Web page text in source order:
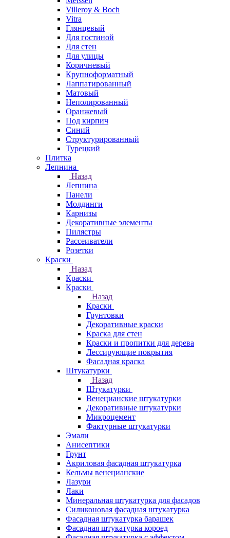
Villeroy & Boch
Vitra
Глянцевый
Для гостиной
Для стен
Для улицы
Коричневый
Крупноформатный
Лаппатированный
Матовый
Неполированный
Оранжевый
Под кирпич
Синий
Структурированный
Турецкий
Плитка
Лепнина
Назад
Лепнина
Панели
Молдинги
Карнизы
Декоративные элементы
Пилястры
Рассеиватели
Розетки
Краски
Назад
Краски
Краски
Назад
Краски
Грунтовки
Декоративные краски
Краска для стен
Краски и пропитки для дерева
Лессирующие покрытия
Фасадная краска
Штукатурки
Назад
Штукатурки
Венецианские штукатурки
Декоративные штукатурки
Микроцемент
Фактурные штукатурки
Эмали
Анисептики
Грунт
Акриловая фасадная штукатурка
Кельмы венецианские
Лазури
Лаки
Минеральная штукатурка для фасадов
Силиконовая фасадная штукатурка
Фасадная штукатурка барашек
Фасадная штукатурка короед